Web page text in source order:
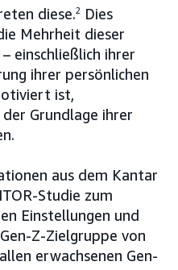
diese.2
Dies
Mehrheit dieser
einschließlich ihrer
ihrer persönlichen
ist,
Grundlage ihrer
aus dem Kantar
Studie zum
Einstellungen und
Z-Zielgruppe von
erwachsenen Gen-